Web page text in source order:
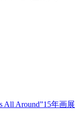
All Around”15年画展